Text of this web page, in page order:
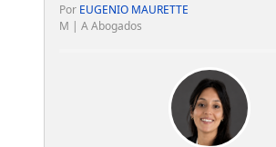
Por EUGENIO MAURETTE
M | A Abogados